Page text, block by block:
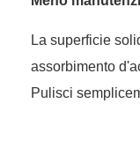
La superficie
assorbimento
Pulisci